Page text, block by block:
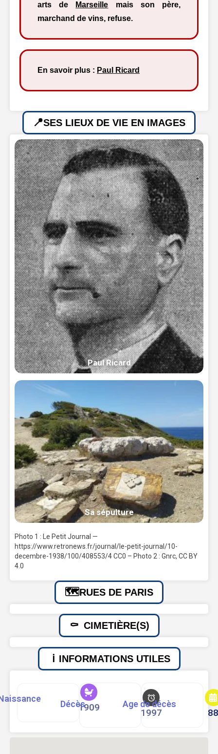
arts de
Marseille mais son père,
marchand de vins, refuse.
En savoir plus : Paul Ricard
SES LIEUX DE VIE EN IMAGES
Paul Ricard
Sa sépulture
Photo 1 : Le Petit Journal —
https://www.retronews.fr/journal/le-petit-journal/10-
decembre-1938/100/408553/4 CC0 – Photo 2 : Gnrc, CC BY
4.0
RUES DE PARIS
CIMETIÈRE(S)
INFORMATIONS UTILES
1909
Décès
1997
Age de décès